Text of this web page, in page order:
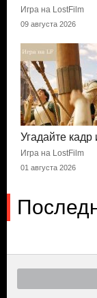
Игра на LostFilm
09 августа 2026
Угадайте кадр
Игра на LostFilm
01 августа 2026